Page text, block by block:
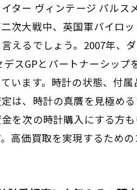
ター ヴィンテージ パル
次大戦中、英国軍パイロ
えるでしょう。2007年、
デスGPとパートナーシッ
います。時計の状態、付
は、時計の真贋を見極め
を次の時計購入にする方
高価買取を実現するため